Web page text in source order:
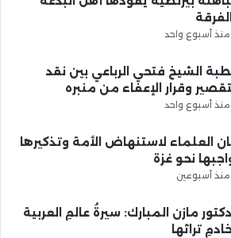
منذ أسبوع واحد
الشيخ فتحي الرباعي بين نقد
وقرار الإعفاء من منبره
منذ أسبوع واحد
العلماء لاستنهاض الأمة وتذكيرها
نحو غزة
منذ أسبوعين
مازن المبارك: سيرةُ عالمِ العربية
تراثها